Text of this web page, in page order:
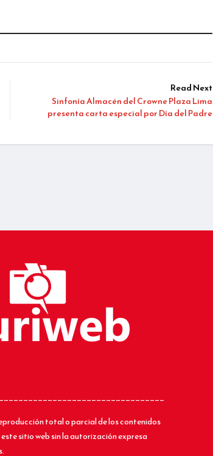
Read Next
Sinfonía Almacén del Crowne Plaza Lima
presenta carta especial por Día del Padre
total o parcial de los contenidos
sitio web sin la autorización expresa